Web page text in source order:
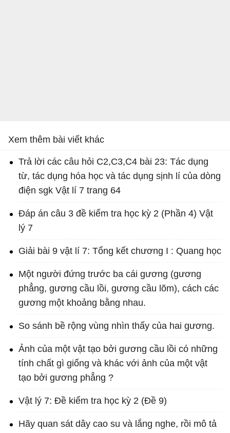
Xem thêm bài viết khác
Trả lời các câu hỏi C2,C3,C4 bài 23: Tác dụng
từ, tác dụng hóa học và tác dụng sịnh lí của dòng
điện sgk Vật lí 7 trang 64
Đáp án câu 3 đề kiểm tra học kỳ 2 (Phần 4) Vật
lý 7
Giải bài 9 vật lí 7: Tổng kết chương I : Quang học
Một người đứng trước ba cái gương (gương
phẳng, gương cầu lồi, gương cầu lõm), cách các
gương một khoảng bằng nhau.
So sánh bề rộng vùng nhìn thấy của hai gương.
Ảnh của một vật tạo bởi gương cầu lồi có những
tính chất gì giống và khác với ảnh của một vật
tạo bởi gương phẳng ?
Vật lý 7: Đề kiểm tra học kỳ 2 (Đề 9)
Hãy quan sát dây cao su và lắng nghe, rồi mô tả